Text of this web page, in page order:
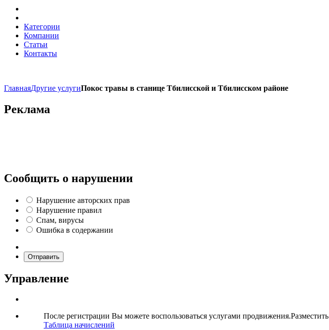
Категории
Компании
Статьи
Контакты
ГлавнаяДругие услугиПокос травы в станице Тбилисской и Тбилисском районе
Реклама
Сообщить о нарушении
Нарушение авторских прав
Нарушение правил
Спам, вирусы
Ошибка в содержании
Отправить
Управление
После регистрации Вы можете воспользоваться услугами продвижения.Разместить
Таблица начислений